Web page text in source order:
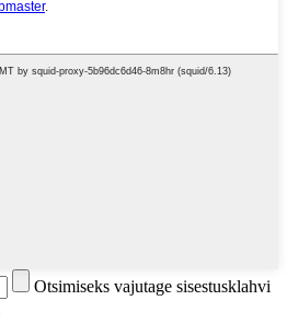
Otsimiseks vajutage sisestusklahvi